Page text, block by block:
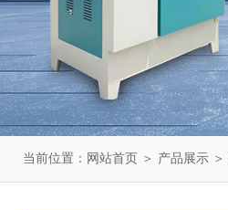
当前位置： 网站首页 ＞ 产品展示 ＞